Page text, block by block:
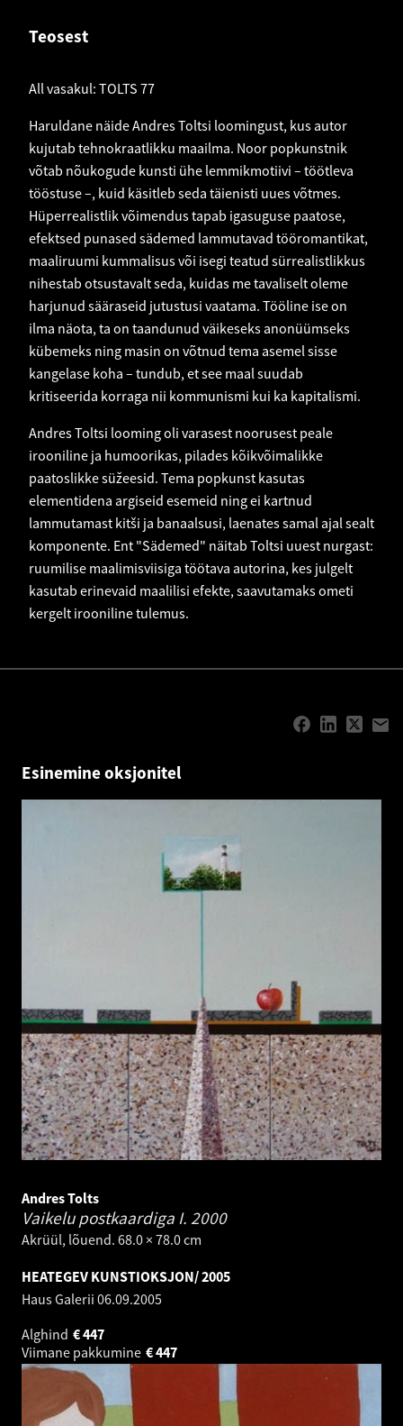
Teosest
All vasakul: TOLTS 77
Haruldane näide Andres Toltsi loomingust, kus autor
kujutab tehnokraatlikku maailma. Noor popkunstnik
võtab nõukogude kunsti ühe lemmikmotiivi – töötleva
tööstuse –, kuid käsitleb seda täienisti uues võtmes.
Hüperrealistlik võimendus tapab igasuguse paatose,
efektsed punased sädemed lammutavad tööromantikat,
maaliruumi kummalisus või isegi teatud sürrealistlikkus
nihestab otsustavalt seda, kuidas me tavaliselt oleme
harjunud sääraseid jutustusi vaatama. Tööline ise on
ilma näota, ta on taandunud väikeseks anonüümseks
kübemeks ning masin on võtnud tema asemel sisse
kangelase koha – tundub, et see maal suudab
kritiseerida korraga nii kommunismi kui ka kapitalismi.
Andres Toltsi looming oli varasest noorusest peale
irooniline ja humoorikas, pilades kõikvõimalikke
paatoslikke süžeesid. Tema popkunst kasutas
elementidena argiseid esemeid ning ei kartnud
lammutamast kitši ja banaalsusi, laenates samal ajal sealt
komponente. Ent "Sädemed" näitab Toltsi uuest nurgast:
ruumilise maalimisviisiga töötava autorina, kes julgelt
kasutab erinevaid maalilisi efekte, saavutamaks ometi
kergelt irooniline tulemus.
Esinemine oksjonitel
Andres Tolts
Vaikelu postkaardiga I. 2000
Akrüül, lõuend. 68.0 × 78.0 cm
HEATEGEV KUNSTIOKSJON/ 2005
Haus Galerii 06.09.2005
Alghind
447
€
Viimane pakkumine
447
€